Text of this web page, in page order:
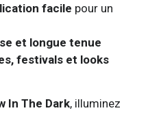
facile pour un
et longue tenue
festivals et looks
In The Dark, illuminez